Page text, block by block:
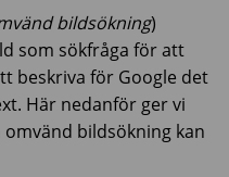
bildsökning)
som sökfråga för att
beskriva för Google det
Här nedanför ger vi
bildsökning kan